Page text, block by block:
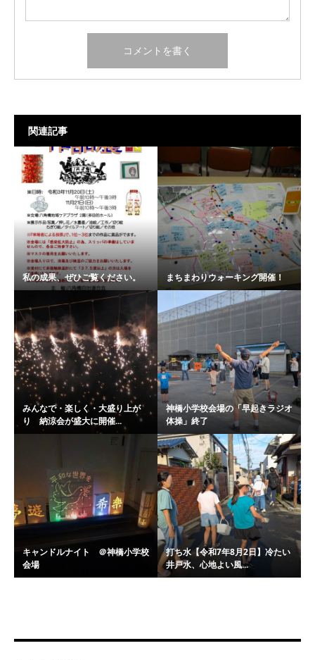
関連記事
私の成果、ぜひご覧ください。 まちまわりウォーキング開催！
みんなで・楽しく・大盛り上が
り 納涼会が盛大に開催...
神橋小学校会場の「早起きラジオ
体操」終了
キャンドルナイト ＠神橋小学校
会場
打ち水【令和7年8月2日】冷たい
井戸水、心地よい風...